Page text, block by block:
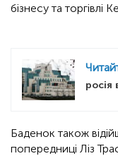
бізнесу та торгівлі
росія
Баденок також
попередниці Ліз